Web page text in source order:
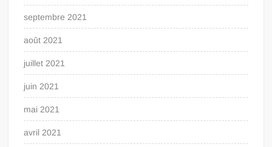
septembre 2021
août 2021
juillet 2021
juin 2021
mai 2021
avril 2021